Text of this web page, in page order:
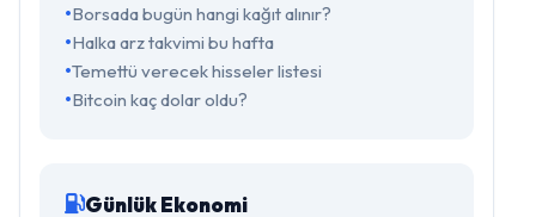
Borsada bugün hangi kağıt alınır?
Halka arz takvimi bu hafta
Temettü verecek hisseler listesi
Bitcoin kaç dolar oldu?
Günlük Ekonomi